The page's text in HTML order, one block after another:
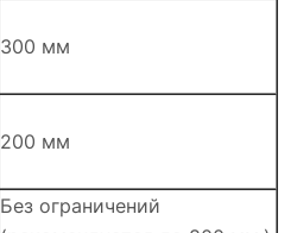
300 мм
200 мм
Без ограничений